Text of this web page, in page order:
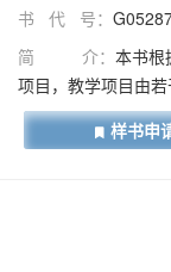
书 代 号：
简 介： 本书根
项目，教学项目由
均通过 Excel 进行
到实践中的能力，
步提供在线教学视
为高职高专院校经
人员培训及自学的
样书申